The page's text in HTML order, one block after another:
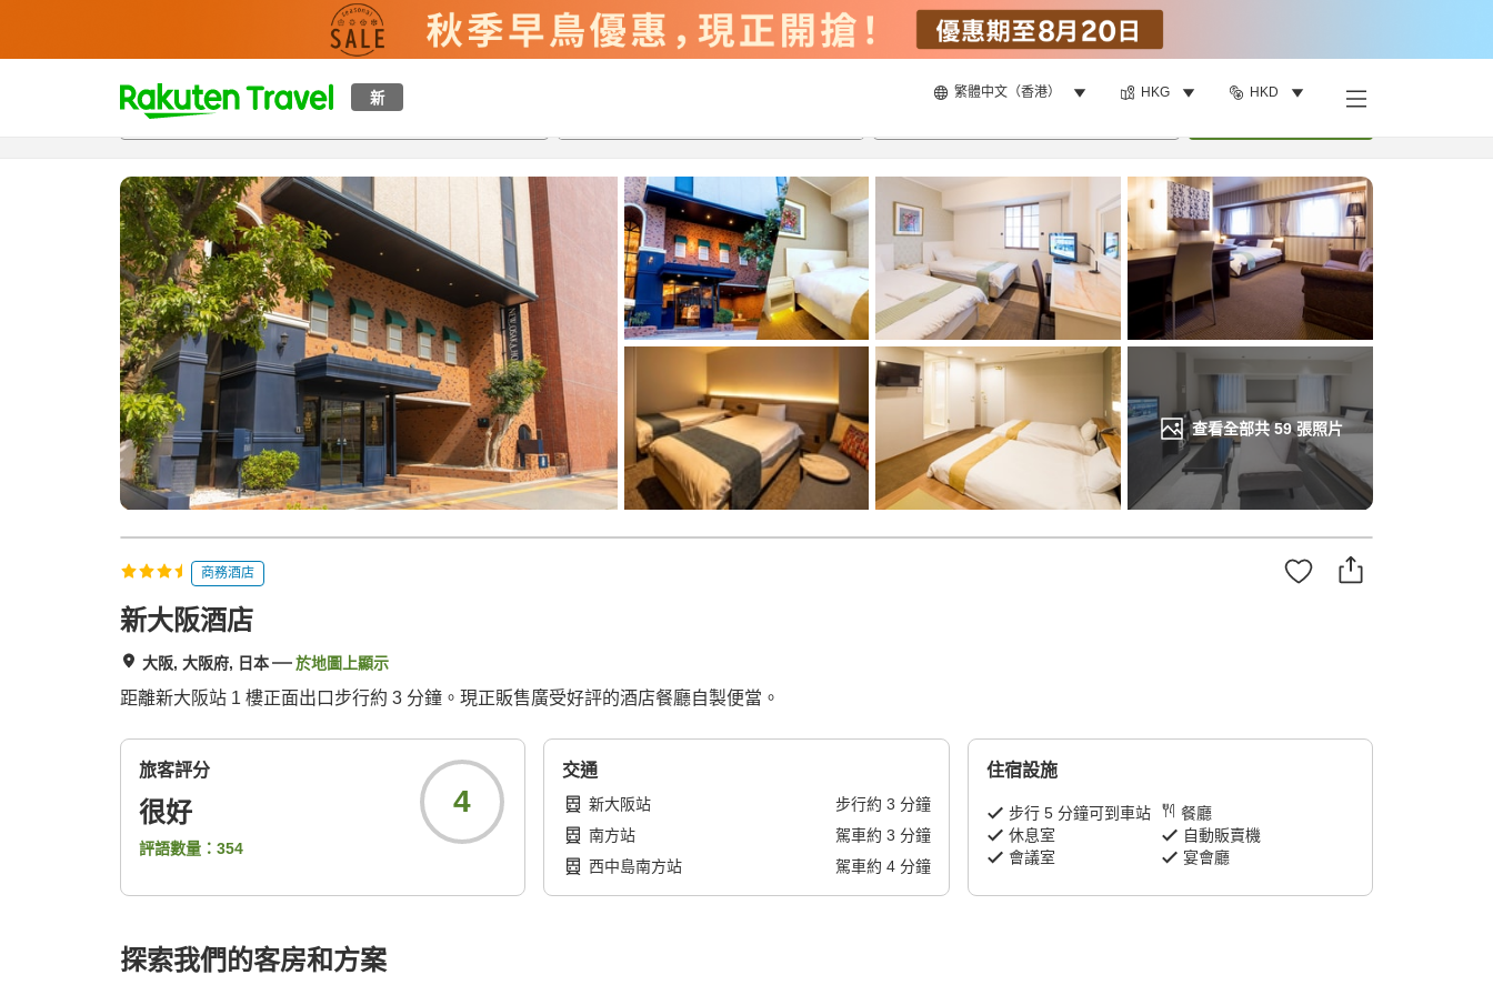
新 繁體中文（香港） HKG HKD
t
p
a
g
e
_
s
e
a
r
c
h
查看全部共59張照片
概覽房間及住宿方案 評價設施
商務酒店
新大阪酒店
大阪, 大阪府, 日本 於地圖上顯示
距離新大阪站 1 樓正面出口步行約 3 分鐘。現正販售廣受好評的酒店餐廳自製便當。
旅客評分
很好
評語數量： 354
4
交通
新大阪站 步行約 3 分鐘
南方站
駕車約 3 分鐘
西中島南方站
駕車約 4分鐘
住宿設施
步行 5 分鐘可到車站
餐廳
休息室
自動販賣機
會議室
宴會廳
探索我們的客房和方案